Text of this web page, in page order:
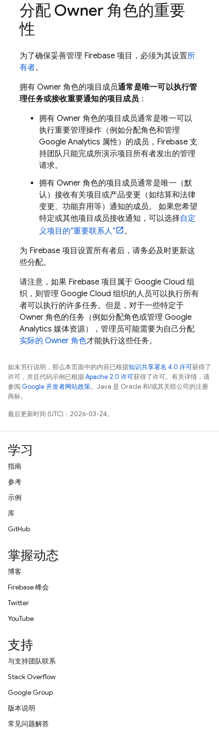
分配 Owner 角色的重要
性
为了确保妥善管理 Firebase 项目，必须为其设置所
有者。
拥有 Owner 角色的项目成员通常是唯一可以执行管
理任务或接收重要通知的项目成员：
拥有 Owner 角色的项目成员通常是唯一可以
执行重要管理操作（例如分配角色和管理
Google Analytics 属性）的成员，Firebase 支
持团队只能完成所演示项目所有者发出的管理
请求。
拥有 Owner 角色的项目成员通常是唯一（默
认）接收有关项目或产品变更（如结算和法律
变更、功能弃用等）通知的成员。 如果您希望
特定或其他项目成员接收通知，可以选择自定
义项目的“重要联系人”
。
为 Firebase 项目设置所有者后，请务必及时更新这
些分配。
请注意，如果 Firebase 项目属于 Google Cloud 组
织，则管理 Google Cloud 组织的人员可以执行所有
者可以执行的许多任务。但是，对于一些特定于
Owner 角色的任务（例如分配角色或管理 Google
Analytics 媒体资源），管理员可能需要为自己分配
实际的 Owner 角色才能执行这些任务。
如未另行说明，那么本页面中的内容已根据知识共享署名 4.0 许可获得了
许可，并且代码示例已根据Apache 2.0 许可获得了许可。有关详情，请
参阅 Google 开发者网站政策。Java 是 Oracle 和/或其关联公司的注册
商标。
最后更新时间 (UTC)：2026-03-24。
学习
指南
参考
示例
库
GitHub
掌握动态
博客
Firebase 峰会
Twitter
YouTube
支持
与支持团队联系
Stack Overflow
Google Group
版本说明
常见问题解答